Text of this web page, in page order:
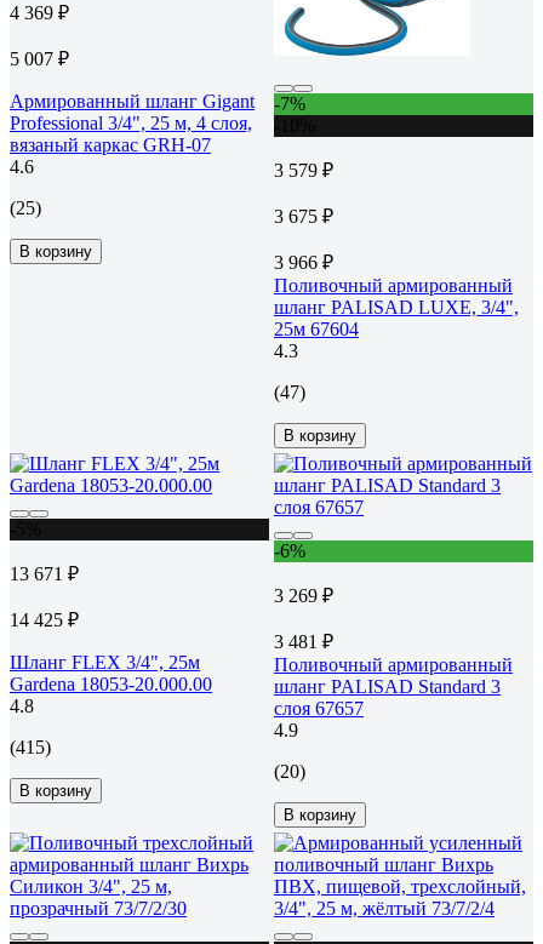
4 369 ₽
5 007 ₽
Армированный шланг Gigant
Professional 3/4", 25 м, 4 слоя,
вязаный каркас GRH-07
4.6
(25)
В корзину
-7%
3 579 ₽
3 675 ₽
3 966 ₽
Поливочный армированный
шланг PALISAD LUXE, 3/4",
25м 67604
4.3
(47)
В корзину
13 671 ₽
14 425 ₽
Шланг FLEX 3/4", 25м
Gardena 18053-20.000.00
4.8
(415)
В корзину
-6%
3 269 ₽
3 481 ₽
Поливочный армированный
шланг PALISAD Standard 3
слоя 67657
4.9
(20)
В корзину